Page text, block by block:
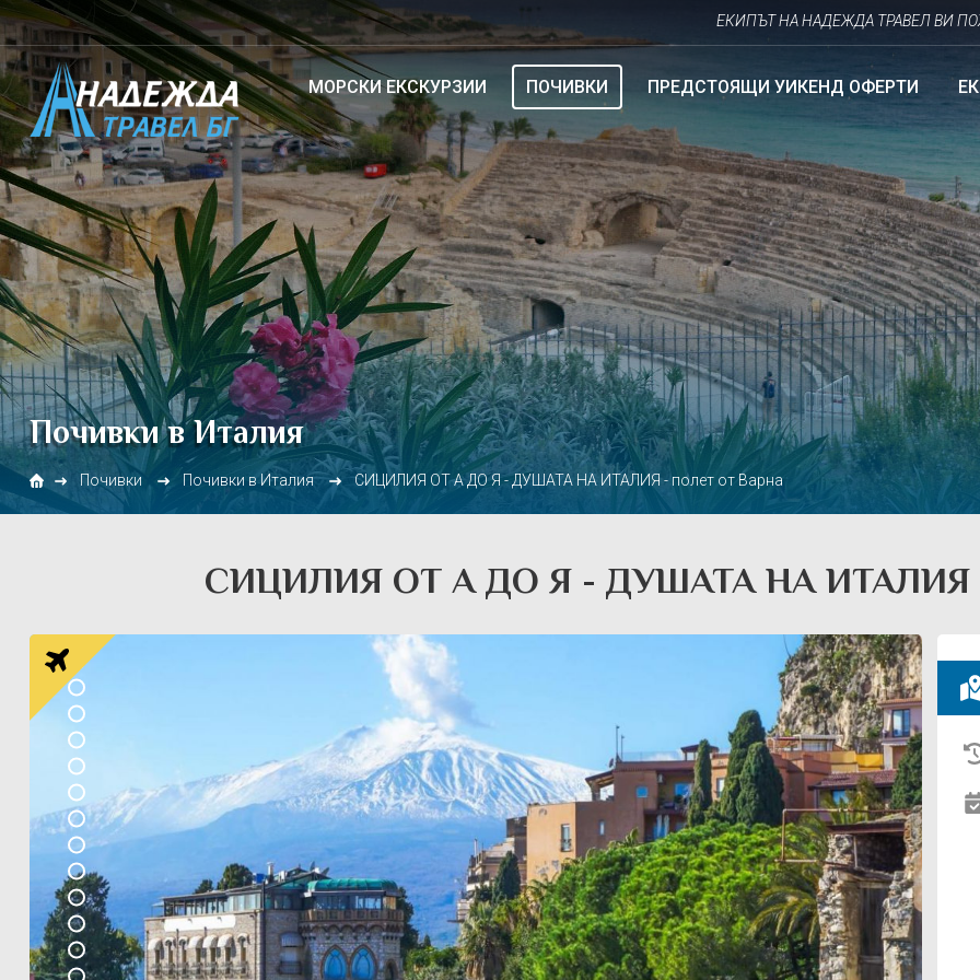
ЕКИПЪТ НА НАДЕЖДА ТРАВЕЛ ВИ ПОЖЕЛАВА
МОРСКИ ЕКСКУРЗИИ ПОЧИВКИ ПРЕДСТОЯЩИ УИКЕНД ОФЕРТИ
Почивки в Италия
Почивки Почивки в Италия СИЦИЛИЯ ОТ А ДО Я - ДУШАТА НА ИТАЛИЯ - полет от Варна
СИЦИЛИЯ ОТ А ДО Я - ДУШАТА НА ИТАЛИЯ -